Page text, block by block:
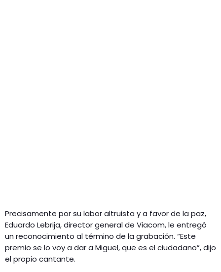
Precisamente por su labor altruista y a favor de la paz,
Eduardo Lebrija, director general de Viacom, le entregó
un reconocimiento al término de la grabación. “Este
premio se lo voy a dar a Miguel, que es el ciudadano”, dijo
el propio cantante.